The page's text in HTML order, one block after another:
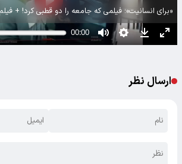
«برای انسانیت»؛ فیلمی که جامعه را دو قطبی کرد! + فیلم
ارسال نظر